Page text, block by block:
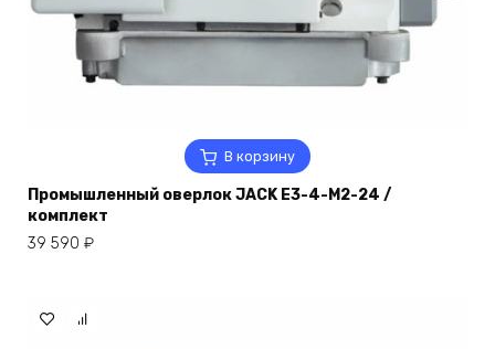
В корзину
Промышленный оверлок JACK E3-4-M2-24 /
комплект
39 590 ₽